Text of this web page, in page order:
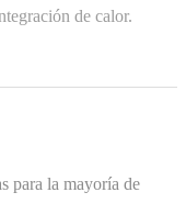
de calor.
para la mayoría de